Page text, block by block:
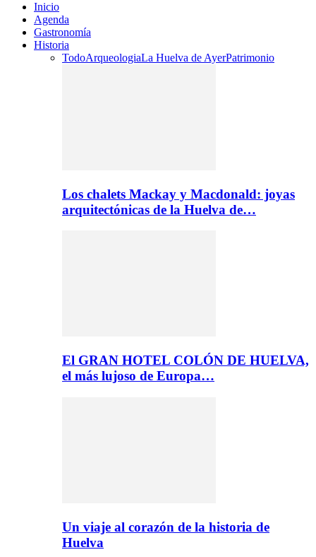
Inicio
Agenda
Gastronomía
Historia
TodoArqueologiaLa Huelva de AyerPatrimonio
Los chalets Mackay y Macdonald: joyas
arquitectónicas de la Huelva de…
El GRAN HOTEL COLÓN DE HUELVA,
el más lujoso de Europa…
Un viaje al corazón de la historia de
Huelva